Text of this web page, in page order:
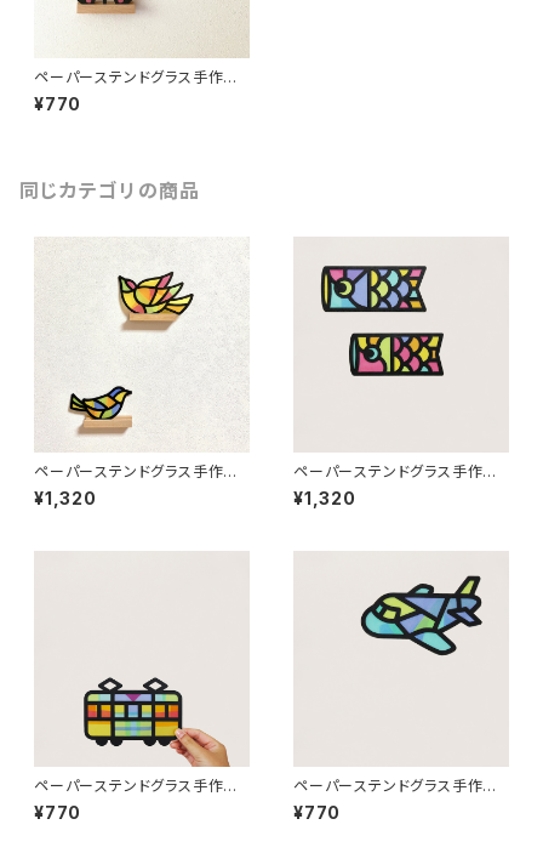
ペーパーステンドグラス手作り
キット（ちょうちょ）
¥770
同じカテゴリの商品
ペーパーステンドグラス手作り
キット（とり）
¥1,320
ペーパーステンドグラス手作り
キット（こいのぼり）
¥1,320
ペーパーステンドグラス手作り
キット（でんしゃ）
¥770
ペーパーステンドグラス手作り
キット（ひこうき）
¥770